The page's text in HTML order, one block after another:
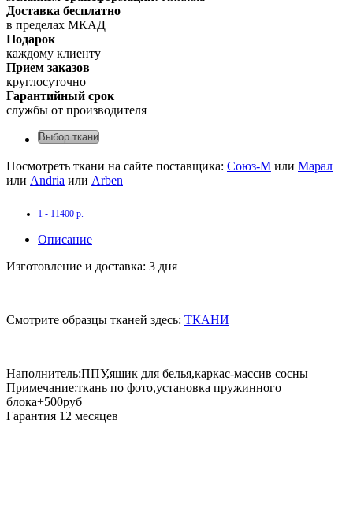
Доставка бесплатно
в пределах МКАД
Подарок
каждому клиенту
Прием заказов
круглосуточно
Гарантийный срок
службы от производителя
Выбор ткани
Посмотреть ткани на сайте поставщика: Союз-М или Марал
или Andria или Arben
1 - 11400 р.
Описание
Изготовление и доставка: 3 дня
Смотрите образцы тканей здесь: ТКАНИ
Наполнитель:ППУ,ящик для белья,каркас-массив сосны
Примечание:ткань по фото,установка пружинного
блока+500руб
Гарантия 12 месяцев